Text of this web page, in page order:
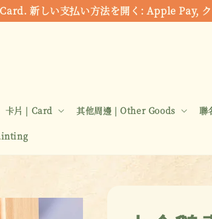
新しい支払い方法を開く: Apple Pay, ク
卡片 | Card 其他周邊 | Other Goods 聯